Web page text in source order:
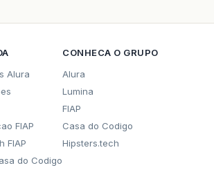
Alura
FIAP
FIAP
do Codigo
CONHECA O GRUPO
Alura
Lumina
FIAP
Casa do Codigo
Hipsters.tech